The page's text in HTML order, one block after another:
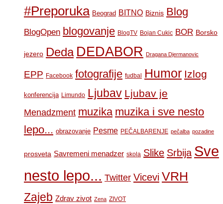
#Preporuka Beograd BITNO Biznis Blog
BlogOpen blogovanje BlogTV Bojan Cukic BOR Borsko
jezero Deda DEDABOR Dragana Djermanovic
EPP Facebook fotografije fudbal Humor Izlog
konferencija Limundo Ljubav Ljubav je
Menadzment muzika muzika i sve nesto
lepo... obrazovanje Pesme PEČALBARENJE pečalba pozadine
prosveta Savremeni menadzer skola Slike Srbija Sve
nesto lepo... Twitter Vicevi VRH
Zajeb Zdrav zivot Zena ZIVOT